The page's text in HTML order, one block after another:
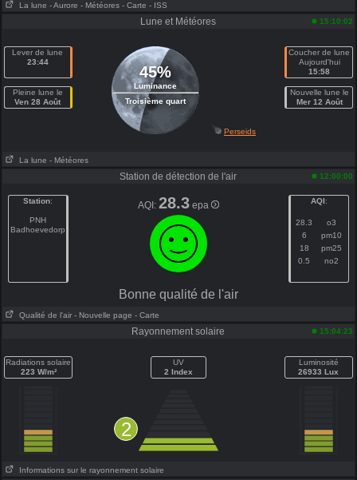
La lune - Aurore - Météores - Carte - ISS
Lune et Météores 15:10:02
Lever de lune
23:44
Pleine lune le
Ven 28 Août
45%
Luminance
Troisième quart
Coucher de lune
Aujourd'hui
15:58
Nouvelle lune le
Mer 12 Août
Perseids
La lune - Météores
Station de détection de l'air 12:00:00
Station:
PNH
Badhoevedorp
AQI: 28.3 epa AQI:
28.3
o3
6
pm10
18
pm25
0.5
no2
Bonne qualité de l'air
Qualité de l'air - Nouvelle page - Carte
Rayonnement solaire 15:04:23
Radiations solaire
223 W/m²
UV
2 Index
2
Luminosité
26933 Lux
Informations sur le rayonnement solaire